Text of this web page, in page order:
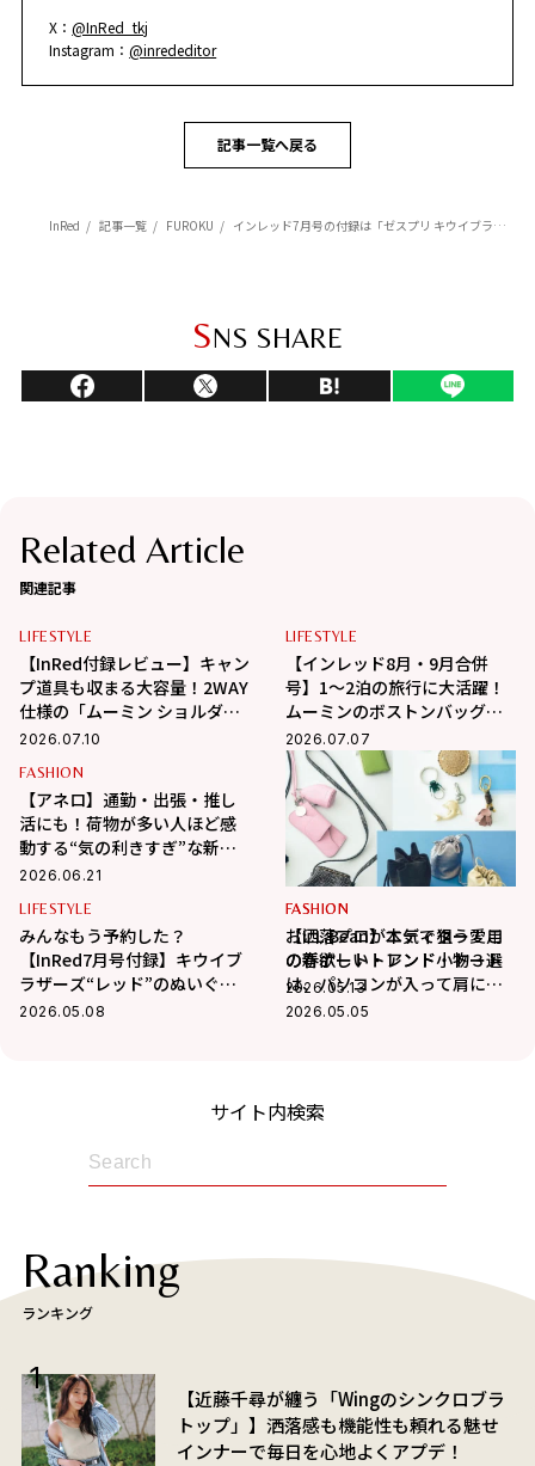
X：@InRed_tkj
Instagram：@inrededitor
記事一覧へ戻る
InRed 記事一覧 FUROKU インレッド7月号の付録は「ゼスプリ キウイブラザーズ グリーンの“ぬいぐるみエコバッグ”」。かわいさも実用性も◎！
SNS SHARE
Related Article
関連記事
LIFESTYLE
【InRed付録レビュー】キャン
プ道具も収まる大容量！2WAY
仕様の「ムーミン ショルダー
ストラップ付きボストンバッ
2026.07.10
LIFESTYLE
【インレッド8月・9月合併
号】1〜2泊の旅行に大活躍！
ムーミンのボストンバッグ付
録
2026.07.07
FASHION
【アネロ】通勤・出張・推し
活にも！荷物が多い人ほど感
動する“気の利きすぎ”な新作
大容量バッグが凄すぎる
2026.06.21
FASHION
お洒落プロが本気で狙う！こ
の春欲しいトレンド小物３選
2026.05.13
LIFESTYLE
みんなもう予約した？
【InRed7月号付録】キウイブ
ラザーズ“レッド”のぬいぐる
みエコバッグが可愛すぎる♡
2026.05.08
FASHION
【L.L.Bean】エディター愛用
の新ボート・アンド・トート
は、パソコンが入って肩にか
けられる秀逸設計！
2026.05.05
サイト内検索
Ranking
ランキング
【近藤千尋が纏う「Wingのシンクロブラ
トップ」】洒落感も機能性も頼れる魅せ
インナーで毎日を心地よくアプデ！